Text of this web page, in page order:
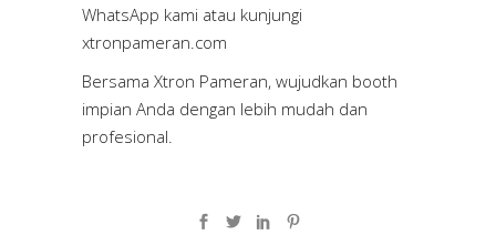
WhatsApp kami atau kunjungi
xtronpameran.com
Bersama Xtron Pameran, wujudkan booth
impian Anda dengan lebih mudah dan
profesional.